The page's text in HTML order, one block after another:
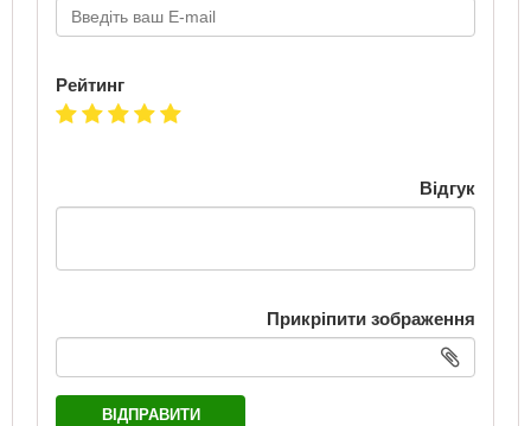
Рейтинг
Відгук
Прикріпити зображення
ВІДПРАВИТИ